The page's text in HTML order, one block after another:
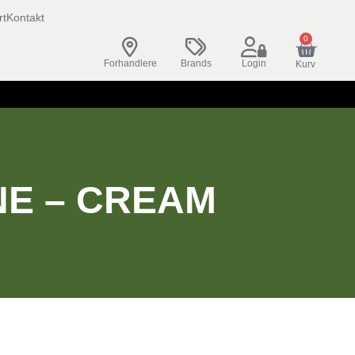
Kontakt
Forhandlere Brands Login
0
Kurv
– CREAM